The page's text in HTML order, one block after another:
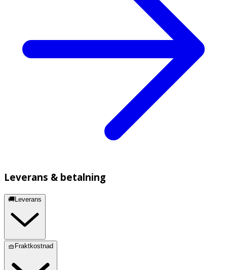
Leverans & betalning
🚚Leverans
🧺Fraktkostnad